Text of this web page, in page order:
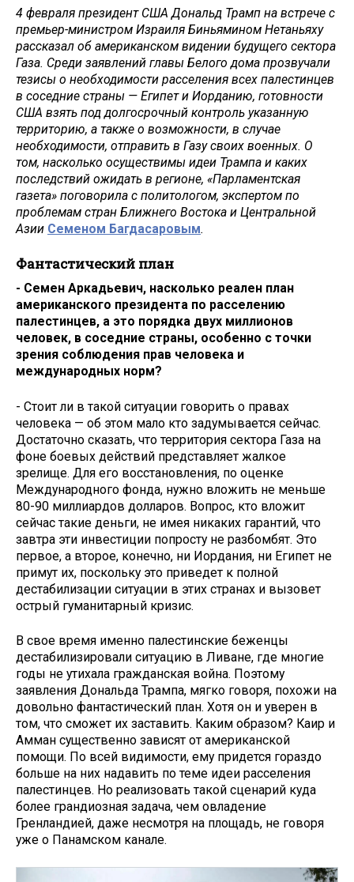
4 февраля президент США Дональд Трамп на встрече с
премьер-министром Израиля Биньямином Нетаньяху
рассказал об американском видении будущего сектора
Газа. Среди заявлений главы Белого дома прозвучали
тезисы о необходимости расселения всех палестинцев
в соседние страны — Египет и Иорданию, готовности
США взять под долгосрочный контроль указанную
территорию, а также о возможности, в случае
необходимости, отправить в Газу своих военных. О
том, насколько осуществимы идеи Трампа и каких
последствий ожидать в регионе, «Парламентская
газета» поговорила с политологом, экспертом по
проблемам стран Ближнего Востока и Центральной
Азии Семеном Багдасаровым.
Фантастический план
- Семен Аркадьевич, насколько реален план
американского президента по расселению
палестинцев, а это порядка двух миллионов
человек, в соседние страны, особенно с точки
зрения соблюдения прав человека и
международных норм?
- Стоит ли в такой ситуации говорить о правах
человека — об этом мало кто задумывается сейчас.
Достаточно сказать, что территория сектора Газа на
фоне боевых действий представляет жалкое
зрелище. Для его восстановления, по оценке
Международного фонда, нужно вложить не меньше
80-90 миллиардов долларов. Вопрос, кто вложит
сейчас такие деньги, не имея никаких гарантий, что
завтра эти инвестиции попросту не разбомбят. Это
первое, а второе, конечно, ни Иордания, ни Египет не
примут их, поскольку это приведет к полной
дестабилизации ситуации в этих странах и вызовет
острый гуманитарный кризис.
В свое время именно палестинские беженцы
дестабилизировали ситуацию в Ливане, где многие
годы не утихала гражданская война. Поэтому
заявления Дональда Трампа, мягко говоря, похожи на
довольно фантастический план. Хотя он и уверен в
том, что сможет их заставить. Каким образом? Каир и
Амман существенно зависят от американской
помощи. По всей видимости, ему придется гораздо
больше на них надавить по теме идеи расселения
палестинцев. Но реализовать такой сценарий куда
более грандиозная задача, чем овладение
Гренландией, даже несмотря на площадь, не говоря
уже о Панамском канале.